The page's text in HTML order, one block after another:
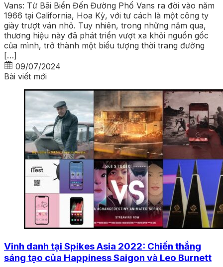
Vans: Từ Bãi Biển Đến Đường Phố Vans ra đời vào năm
1966 tại California, Hoa Kỳ, với tư cách là một công ty
giày trượt ván nhỏ. Tuy nhiên, trong những năm qua,
thương hiệu này đã phát triển vượt xa khỏi nguồn gốc
của mình, trở thành một biểu tượng thời trang đường
[…]
09/07/2024
Bài viết mới
Vinh danh tại Spikes Asia 2022: Chiến thắng
sáng tạo của Happiness Saigon và Leo Burnett